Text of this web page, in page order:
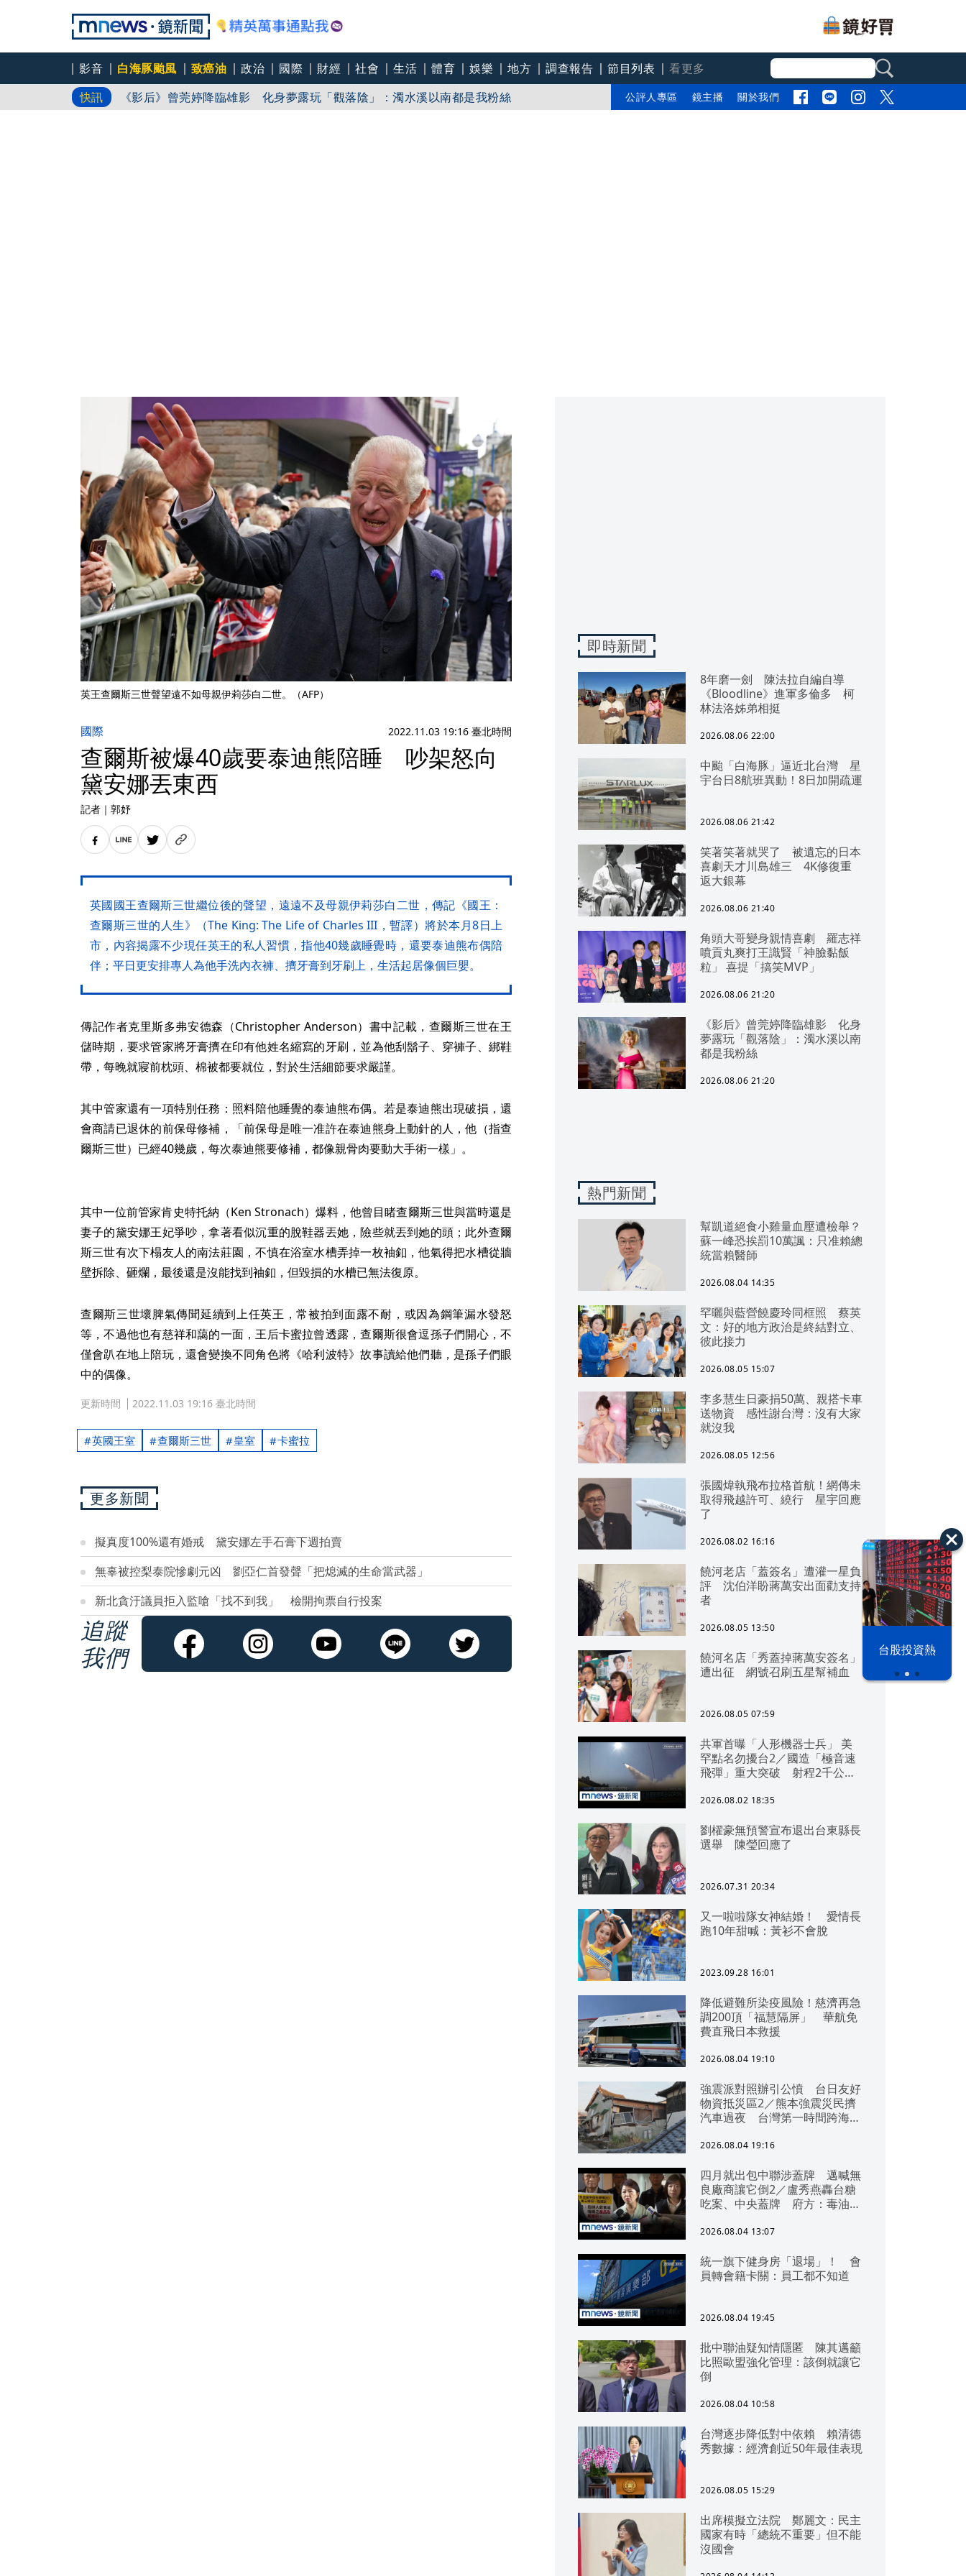
影音 白海豚颱風 致癌油 政治 國際 財經 社會 生活 體育 娛樂 地方 調查報告 節目列表
看更多
快訊
《影后》曾莞婷降臨雄影 化身夢露玩「觀落陰」：濁水溪以南都是我粉絲
王彩樺開球前哽咽 稱臉部加工「最後一次了」
公評人專區 鏡主播 關於我們
之下
台股投資熱
英王查爾斯三世聲望遠不如母親伊莉莎白二世。（AFP）
國際 2022.11.03 19:16 臺北時間
查爾斯被爆40歲要泰迪熊陪睡 吵架怒向
黛安娜丟東西
記者 ｜ 郭妤
英國國王查爾斯三世繼位後的聲望，遠遠不及母親伊莉莎白二世，傳記《國王：
查爾斯三世的人生》（The King: The Life of Charles III，暫譯）將於本月8日上
市，內容揭露不少現任英王的私人習慣，指他40幾歲睡覺時，還要泰迪熊布偶陪
伴；平日更安排專人為他手洗內衣褲、擠牙膏到牙刷上，生活起居像個巨嬰。
傳記作者克里斯多弗安德森（Christopher Anderson）書中記載，查爾斯三世在王
儲時期，要求管家將牙膏擠在印有他姓名縮寫的牙刷，並為他刮鬍子、穿褲子、綁鞋
帶，每晚就寢前枕頭、棉被都要就位，對於生活細節要求嚴謹。
其中管家還有一項特別任務：照料陪他睡覺的泰迪熊布偶。若是泰迪熊出現破損，還
會商請已退休的前保母修補，「前保母是唯一准許在泰迪熊身上動針的人，他（指查
爾斯三世）已經40幾歲，每次泰迪熊要修補，都像親骨肉要動大手術一樣」。
其中一位前管家肯史特托納（Ken Stronach）爆料，他曾目睹查爾斯三世與當時還是
妻子的黛安娜王妃爭吵，拿著看似沉重的脫鞋器丟她，險些就丟到她的頭；此外查爾
斯三世有次下榻友人的南法莊園，不慎在浴室水槽弄掉一枚袖釦，他氣得把水槽從牆
壁拆除、砸爛，最後還是沒能找到袖釦，但毀損的水槽已無法復原。
查爾斯三世壞脾氣傳聞延續到上任英王，常被拍到面露不耐，或因為鋼筆漏水發怒
等，不過他也有慈祥和藹的一面，王后卡蜜拉曾透露，查爾斯很會逗孫子們開心，不
僅會趴在地上陪玩，還會變換不同角色將《哈利波特》故事讀給他們聽，是孫子們眼
中的偶像。
更新時間 2022.11.03 19:16 臺北時間
英國王室 查爾斯三世 皇室 卡蜜拉
更多新聞
擬真度100%還有婚戒 黛安娜左手石膏下週拍賣
無辜被控梨泰院慘劇元凶 劉亞仁首發聲「把熄滅的生命當武器」
新北貪汙議員拒入監嗆「找不到我」 檢開拘票自行投案
追蹤
我們
即時新聞
8年磨一劍 陳法拉自編自導
《Bloodline》進軍多倫多 柯
林法洛姊弟相挺
2026.08.06 22:00
中颱「白海豚」逼近北台灣 星
宇台日8航班異動！8日加開疏運
2026.08.06 21:42
笑著笑著就哭了 被遺忘的日本
喜劇天才川島雄三 4K修復重
返大銀幕
2026.08.06 21:40
角頭大哥變身親情喜劇 羅志祥
噴貢丸爽打王識賢「神臉黏飯
粒」 喜提「搞笑MVP」
2026.08.06 21:20
《影后》曾莞婷降臨雄影 化身
夢露玩「觀落陰」：濁水溪以南
都是我粉絲
2026.08.06 21:20
熱門新聞
幫凱道絕食小雞量血壓遭檢舉？
蘇一峰恐挨罰10萬諷：只准賴總
統當賴醫師
2026.08.04 14:35
罕曬與藍營饒慶玲同框照 蔡英
文：好的地方政治是終結對立、
彼此接力
2026.08.05 15:07
李多慧生日豪捐50萬、親搭卡車
送物資 感性謝台灣：沒有大家
就沒我
2026.08.05 12:56
張國煒執飛布拉格首航！網傳未
取得飛越許可、繞行 星宇回應
了
2026.08.02 16:16
饒河老店「蓋簽名」遭灌一星負
評 沈伯洋盼蔣萬安出面勸支持
者
2026.08.05 13:50
饒河名店「秀蓋掉蔣萬安簽名」
遭出征 網號召刷五星幫補血
2026.08.05 07:59
共軍首曝「人形機器士兵」 美
罕點名勿擾台2／國造「極音速
飛彈」重大突破 射程2千公里
2026.08.02 18:35
劉櫂豪無預警宣布退出台東縣長
選舉 陳瑩回應了
2026.07.31 20:34
又一啦啦隊女神結婚！ 愛情長
跑10年甜喊：黃衫不會脫
2023.09.28 16:01
降低避難所染疫風險！慈濟再急
調200頂「福慧隔屏」 華航免
費直飛日本救援
2026.08.04 19:10
強震派對照辦引公憤 台日友好
物資抵災區2／熊本強震災民擠
汽車過夜 台灣第一時間跨海急
2026.08.04 19:16
四月就出包中聯涉蓋牌 邁喊無
良廠商讓它倒2／盧秀燕轟台糖
吃案、中央蓋牌 府方：毒油一
2026.08.04 13:07
統一旗下健身房「退場」！ 會
員轉會籍卡關：員工都不知道
2026.08.04 19:45
批中聯油疑知情隱匿 陳其邁籲
比照歐盟強化管理：該倒就讓它
倒
2026.08.04 10:58
台灣逐步降低對中依賴 賴清德
秀數據：經濟創近50年最佳表現
2026.08.05 15:29
出席模擬立法院 鄭麗文：民主
國家有時「總統不重要」但不能
沒國會